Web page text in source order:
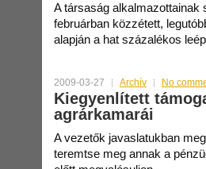
A társaság alkalmazottainak
februárban közzétett,
alapján a hat százalékos
2009-03-27 Archív No
Kiegyenlített
agrárkamarái
A vezetők javaslatukban
teremtse meg annak a